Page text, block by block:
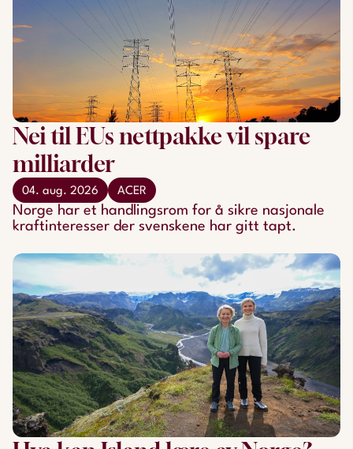
Nei til EUs nettpakke vil spare
milliarder
04. aug. 2026 ACER
Norge har et handlingsrom for å sikre nasjonale
kraftinteresser der svenskene har gitt tapt.